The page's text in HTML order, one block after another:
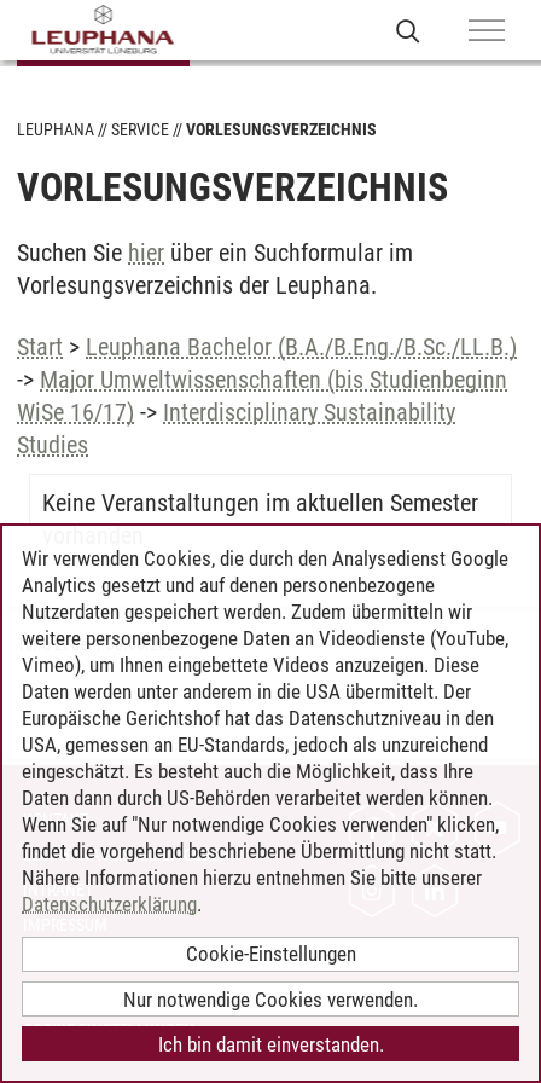
LEUPHANA SERVICE VORLESUNGSVERZEICHNIS
VORLESUNGSVERZEICHNIS
Suchen Sie hier über ein Suchformular im
Vorlesungsverzeichnis der Leuphana.
Start > Leuphana Bachelor (B.A./B.Eng./B.Sc./LL.B.)
-> Major Umweltwissenschaften (bis Studienbeginn
WiSe 16/17) -> Interdisciplinary Sustainability
Studies
Keine Veranstaltungen im aktuellen Semester
vorhanden
Timo Leder/30.06.2024
KONTAKT
LEUPHANA ALS ARBEITGEBER
INTRANET
BARRIEREFREIHEIT
COOKIE-EINSTELLUNGEN
Wir verwenden Cookies, die durch den Analysedienst Google
Analytics gesetzt und auf denen personenbezogene
Nutzerdaten gespeichert werden. Zudem übermitteln wir
weitere personenbezogene Daten an Videodienste (YouTube,
Vimeo), um Ihnen eingebettete Videos anzuzeigen. Diese
Daten werden unter anderem in die USA übermittelt. Der
Europäische Gerichtshof hat das Datenschutzniveau in den
USA, gemessen an EU-Standards, jedoch als unzureichend
eingeschätzt. Es besteht auch die Möglichkeit, dass Ihre
Daten dann durch US-Behörden verarbeitet werden können.
Wenn Sie auf "Nur notwendige Cookies verwenden" klicken,
findet die vorgehend beschriebene Übermittlung nicht statt.
Nähere Informationen hierzu entnehmen Sie bitte unserer
Datenschutzerklärung.
Cookie-Einstellungen
Nur notwendige Cookies verwenden.
Ich bin damit einverstanden.